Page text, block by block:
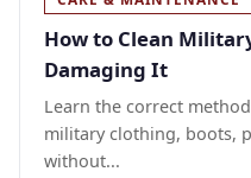
How to Clean
Damaging It
Learn the correct
military clothing, boots,
without...